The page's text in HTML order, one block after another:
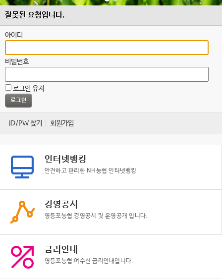
잘못된 요청입니다.
아이디
비밀번호
로그인 유지
ID/PW 찾기 회원가입
인터넷뱅킹
안전하고 편리한 NH농협 인터넷뱅킹
경영공시
영등포농협 경영공시 및 운영공개 입니다.
금리안내
영등포농협 여수신 금리안내입니다.